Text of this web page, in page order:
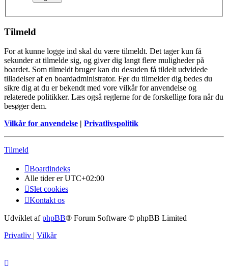
Tilmeld
For at kunne logge ind skal du være tilmeldt. Det tager kun få
sekunder at tilmelde sig, og giver dig langt flere muligheder på
boardet. Som tilmeldt bruger kan du desuden få tildelt udvidede
tilladelser af en boardadministrator. Før du tilmelder dig bedes du
sikre dig at du er bekendt med vore vilkår for anvendelse og
relaterede politikker. Læs også reglerne for de forskellige fora når du
besøger dem.
Vilkår for anvendelse | Privatlivspolitik
Tilmeld
Boardindeks
Alle tider erUTC+02:00
Slet cookies
Kontakt os
Udviklet afphpBB® Forum Software © phpBB Limited
Privatliv | Vilkår